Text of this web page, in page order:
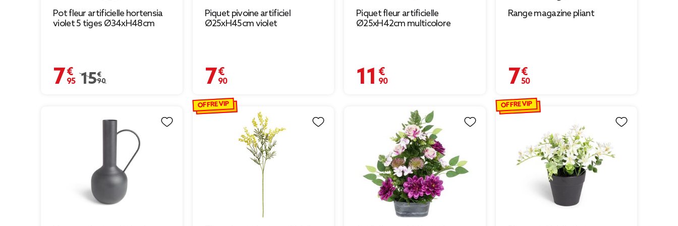
Pot fleur artificielle hortensia
violet 5 tiges Ø34xH48cm
7,95 €
Prix remisé de 15,90 € à 7,95 €
15,90 €
Piquet pivoine artificiel
Ø25xH45cm violet
7,90 €
Piquet fleur artificielle
Ø25xH42cm multicolore
11,90 €
Range magazine pliant
7,50 €
OFFRE VIP OFFRE VIP